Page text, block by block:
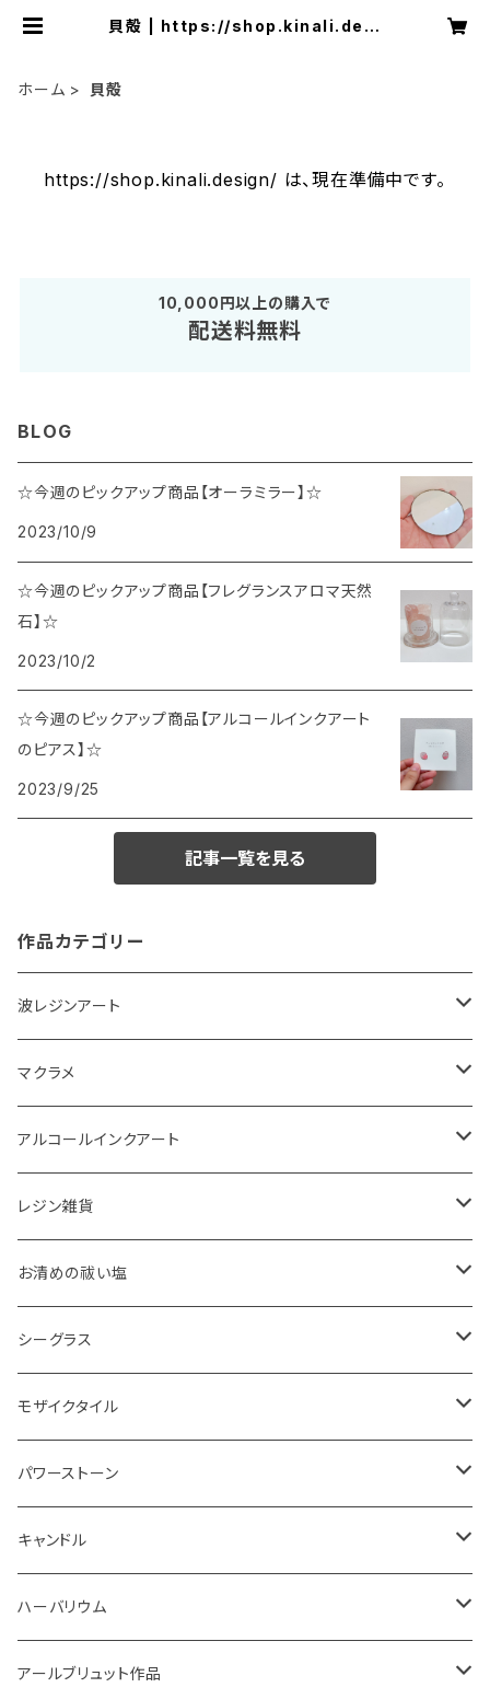
貝殻 | https://shop.kinali.desi
ホーム 貝殻
https://shop.kinali.design/ は、現在準備中です。
10,000円以上の購入で
配送料無料
BLOG
☆今週のピックアップ商品【オーラミラー】☆
2023/10/9
☆今週のピックアップ商品【フレグランスアロマ天然
石】☆
2023/10/2
☆今週のピックアップ商品【アルコールインクアート
のピアス】☆
2023/9/25
記事一覧を見る
作品カテゴリー
波レジンアート
コースター
アクセサリートレイ
ペーパーウェイト
体験教室
ボード
マクラメ
ピアス
キーホルダー
タペストリー
ハンギング
コースター
鍋敷き
アルコールインクアート
アクセサリートレイ
スマホケース
インテリア
体験教室
レジン雑貨
ピアス
ヘアゴム
キーホルダー
ボタニカルトレイ
イニシャル
お清めの祓い塩
20220326 天赦塩
20220610 天赦塩
20220614 満月塩
体験教室
シーグラス
ピアス
ネックレス
フォトフレーム
SONOMONO
モザイクタイル
ピアス
SONOMONO
パワーストーン
女性用(16cm)
男性用(18cm)
キャンドル
海のスケルトン
ボタニカルキャンドル
ハーバリウム
高さ12cm
アールブリュット作品